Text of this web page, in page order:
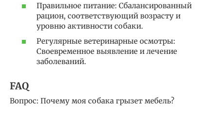
Правильное питание: Сбалансированный
рацион, соответствующий возрасту и
уровню активности собаки.
Регулярные ветеринарные осмотры:
Своевременное выявление и лечение
заболеваний.
FAQ
Вопрос: Почему моя собака грызет мебель?